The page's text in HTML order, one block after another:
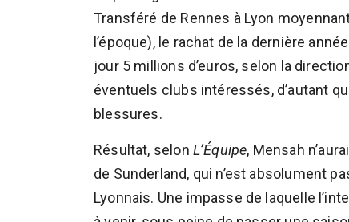
Transféré de Rennes à Lyon
l’époque), le rachat de la dernière
jour 5 millions d’euros, selon la
éventuels clubs intéressés, d’autant
blessures.
Résultat, selon L’Équipe, Mensah
de Sunderland, qui n’est absolument
Lyonnais. Une impasse de laquelle